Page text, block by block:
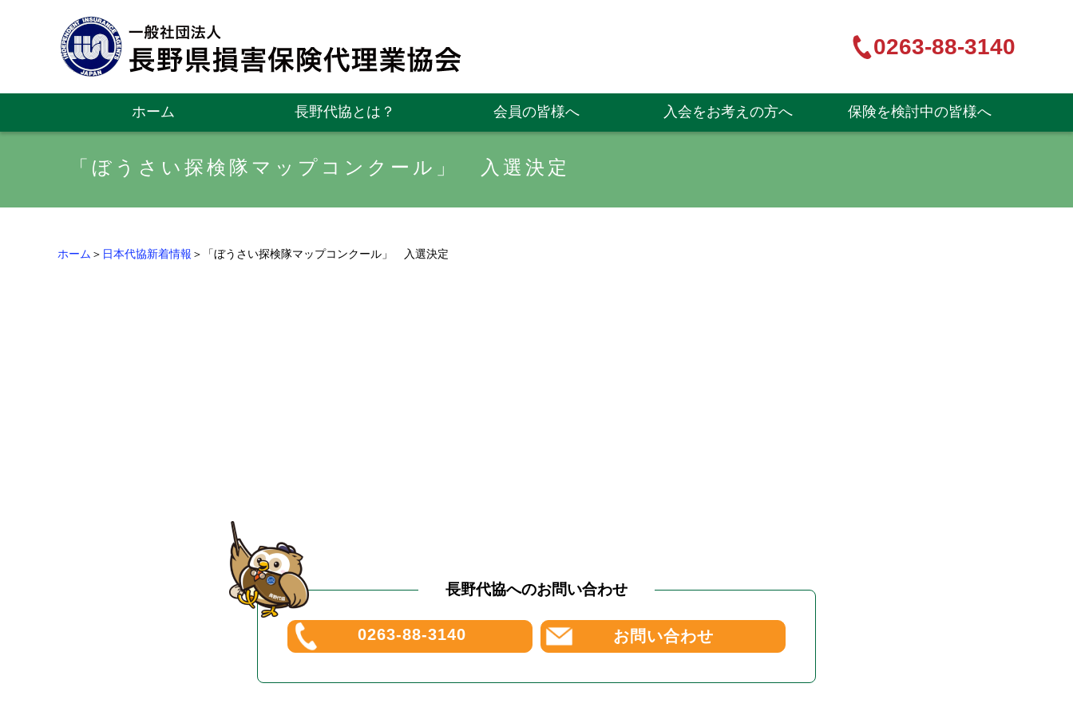
0263-88-3140
ホーム 長野代協とは？ 会員の皆様へ 入会をお考えの方へ 保険を検討中の皆様へ
「ぼうさい探検隊マップコンクール」 入選決定
ホーム ＞ 日本代協新着情報 ＞「ぼうさい探検隊マップコンクール」 入選決定
0263-88-3140 お問い合わせ
長野代協へのお問い合わせ